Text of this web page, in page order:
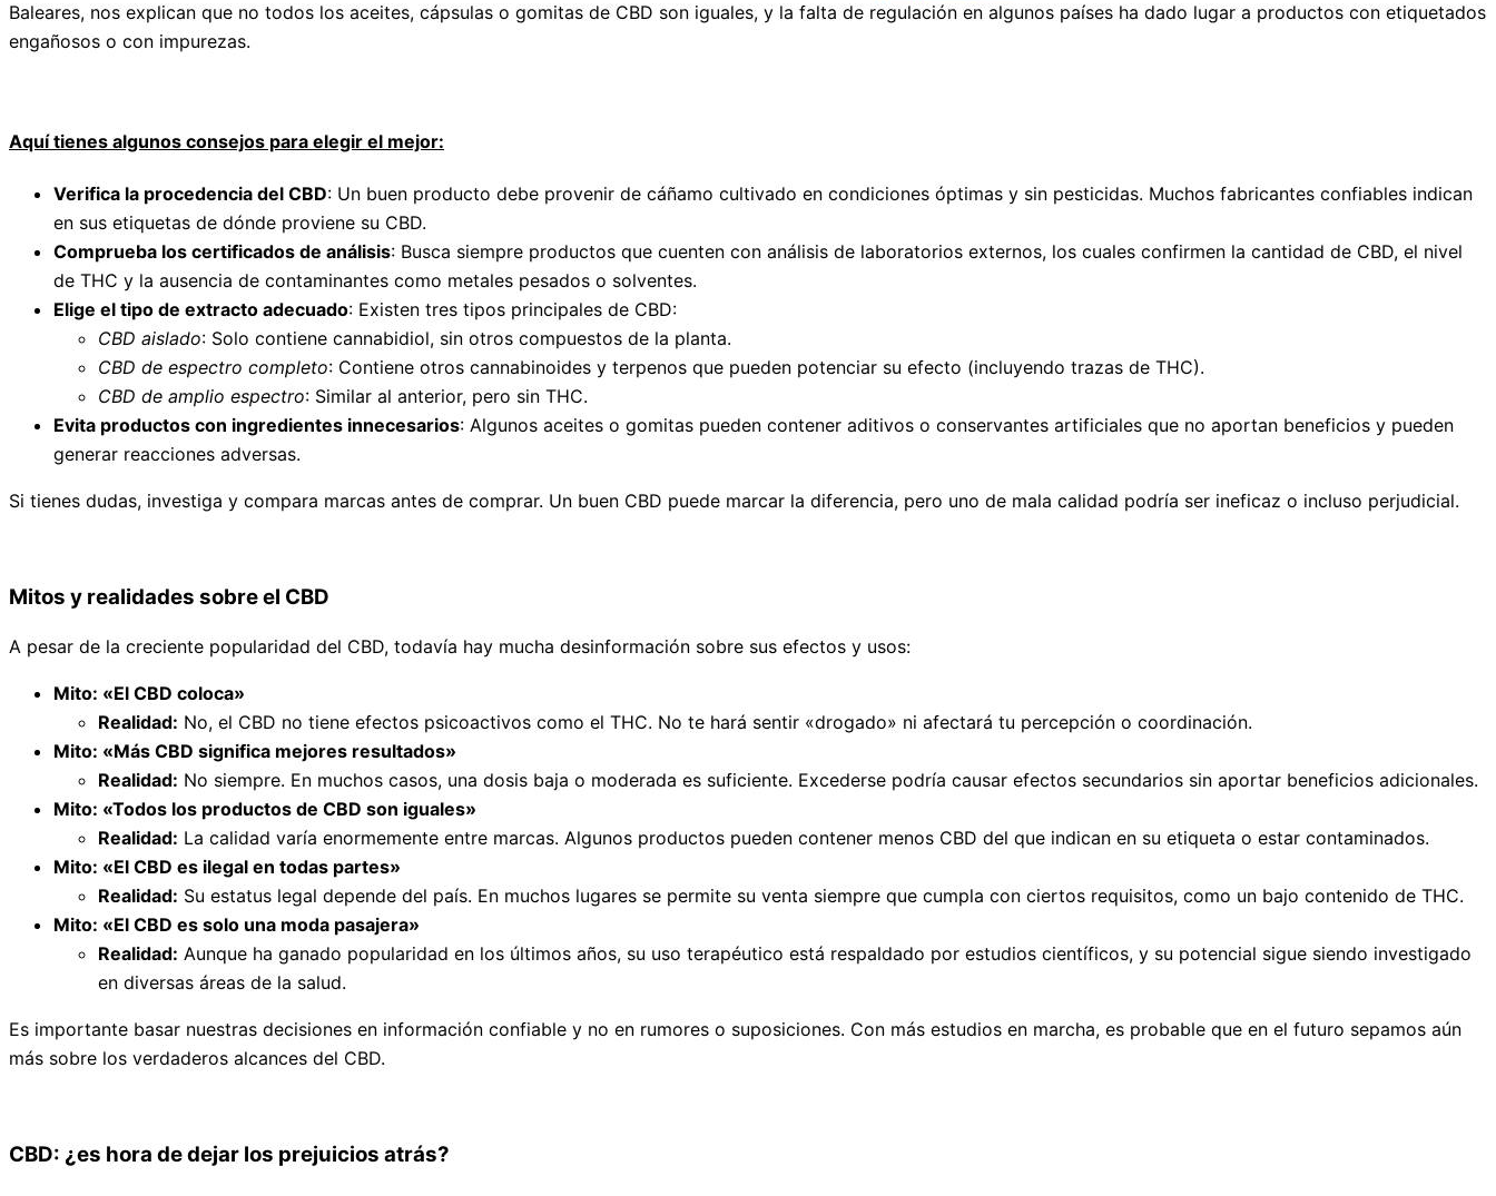
Baleares, nos explican que no todos los aceites, cápsulas o gomitas de CBD son iguales, y la falta de regulación en algunos países ha dado lugar a productos con etiquetados
engañosos o con impurezas.
Aquí tienes algunos consejos para elegir el mejor:
Verifica la procedencia del CBD: Un buen producto debe provenir de cáñamo cultivado en condiciones óptimas y sin pesticidas. Muchos fabricantes confiables indican
en sus etiquetas de dónde proviene su CBD.
Comprueba los certificados de análisis: Busca siempre productos que cuenten con análisis de laboratorios externos, los cuales confirmen la cantidad de CBD, el nivel
de THC y la ausencia de contaminantes como metales pesados o solventes.
Elige el tipo de extracto adecuado: Existen tres tipos principales de CBD:
CBD aislado: Solo contiene cannabidiol, sin otros compuestos de la planta.
CBD de espectro completo: Contiene otros cannabinoides y terpenos que pueden potenciar su efecto (incluyendo trazas de THC).
CBD de amplio espectro: Similar al anterior, pero sin THC.
Evita productos con ingredientes innecesarios: Algunos aceites o gomitas pueden contener aditivos o conservantes artificiales que no aportan beneficios y pueden
generar reacciones adversas.
Si tienes dudas, investiga y compara marcas antes de comprar. Un buen CBD puede marcar la diferencia, pero uno de mala calidad podría ser ineficaz o incluso perjudicial.
Mitos y realidades sobre el CBD
A pesar de la creciente popularidad del CBD, todavía hay mucha desinformación sobre sus efectos y usos:
Mito: «El CBD coloca»
Realidad: No, el CBD no tiene efectos psicoactivos como el THC. No te hará sentir «drogado» ni afectará tu percepción o coordinación.
Mito: «Más CBD significa mejores resultados»
Realidad: No siempre. En muchos casos, una dosis baja o moderada es suficiente. Excederse podría causar efectos secundarios sin aportar beneficios adicionales.
Mito: «Todos los productos de CBD son iguales»
Realidad: La calidad varía enormemente entre marcas. Algunos productos pueden contener menos CBD del que indican en su etiqueta o estar contaminados.
Mito: «El CBD es ilegal en todas partes»
Realidad: Su estatus legal depende del país. En muchos lugares se permite su venta siempre que cumpla con ciertos requisitos, como un bajo contenido de THC.
Mito: «El CBD es solo una moda pasajera»
Realidad: Aunque ha ganado popularidad en los últimos años, su uso terapéutico está respaldado por estudios científicos, y su potencial sigue siendo investigado
en diversas áreas de la salud.
Es importante basar nuestras decisiones en información confiable y no en rumores o suposiciones. Con más estudios en marcha, es probable que en el futuro sepamos aún
más sobre los verdaderos alcances del CBD.
CBD: ¿es hora de dejar los prejuicios atrás?